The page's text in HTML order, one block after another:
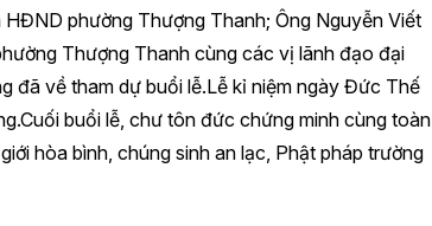
phường Thượng Thanh; Ông Nguyễn Viết
Thượng Thanh cùng các vị lãnh đạo đại
đã về tham dự buổi lễ.Lễ kỉ niệm ngày Đức Thế
buổi lễ, chư tôn đức chứng minh cùng toàn
hòa bình, chúng sinh an lạc, Phật pháp trường